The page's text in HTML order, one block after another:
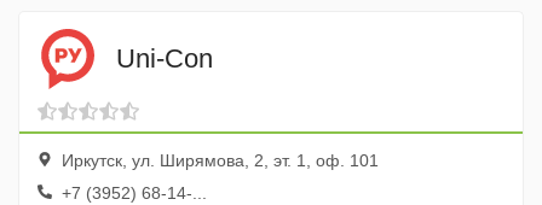
Uni-Con
Иркутск, ул. Ширямова, 2, эт. 1, оф. 101
+7 (3952) 68-14-...